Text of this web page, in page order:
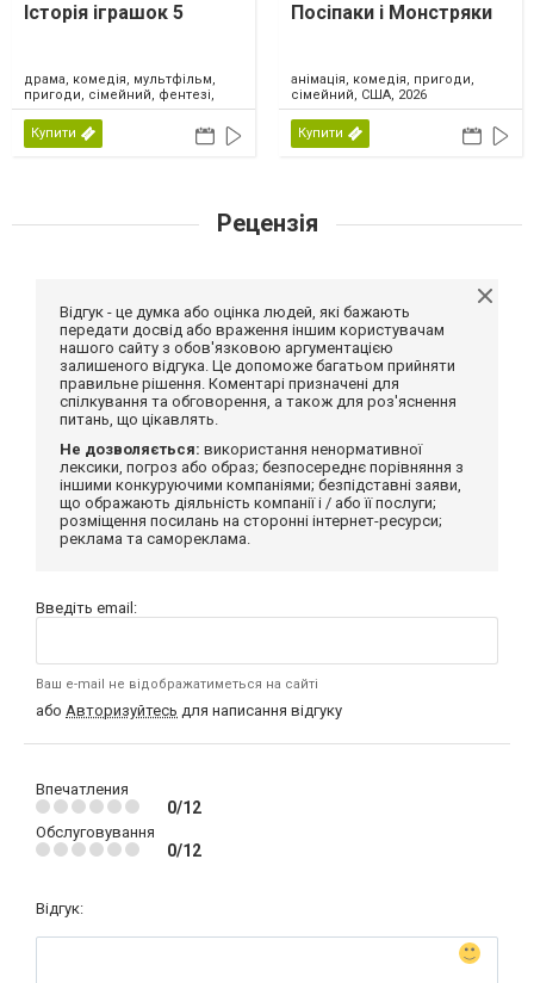
Історія іграшок 5
драма, комедія, мультфільм,
пригоди, сімейний, фентезі,
США, 2026
Купити
Посіпаки і Монстряки
анімація, комедія, пригоди,
сімейний, США, 2026
Купити
Рецензія
Відгук - це думка або оцінка людей, які бажають
передати досвід або враження іншим користувачам
нашого сайту з обов'язковою аргументацією
залишеного відгука. Це допоможе багатьом прийняти
правильне рішення. Коментарі призначені для
спілкування та обговорення, а також для роз'яснення
питань, що цікавлять.
Не дозволяється: використання ненормативної
лексики, погроз або образ; безпосереднє порівняння з
іншими конкуруючими компаніями; безпідставні заяви,
що ображають діяльність компанії і / або її послуги;
розміщення посилань на сторонні інтернет-ресурси;
реклама та самореклама.
Введіть email:
Ваш e-mail не відображатиметься на сайті
або Авторизуйтесь для написання відгуку
Впечатления
0/12
Обслуговування
0/12
Відгук: